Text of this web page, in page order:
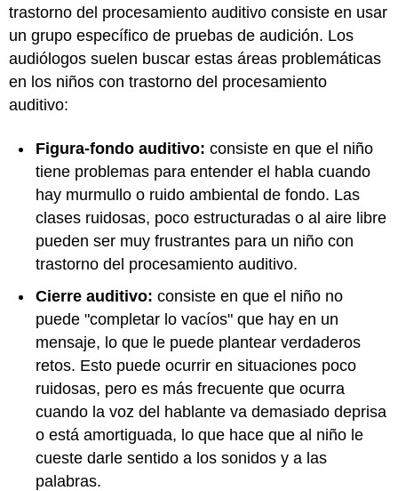
trastorno del procesamiento auditivo consiste en usar
un grupo específico de pruebas de audición. Los
audiólogos suelen buscar estas áreas problemáticas
en los niños con trastorno del procesamiento
auditivo:
Figura-fondo auditivo: consiste en que el niño
tiene problemas para entender el habla cuando
hay murmullo o ruido ambiental de fondo. Las
clases ruidosas, poco estructuradas o al aire libre
pueden ser muy frustrantes para un niño con
trastorno del procesamiento auditivo.
Cierre auditivo: consiste en que el niño no
puede "completar lo vacíos" que hay en un
mensaje, lo que le puede plantear verdaderos
retos. Esto puede ocurrir en situaciones poco
ruidosas, pero es más frecuente que ocurra
cuando la voz del hablante va demasiado deprisa
o está amortiguada, lo que hace que al niño le
cueste darle sentido a los sonidos y a las
palabras.